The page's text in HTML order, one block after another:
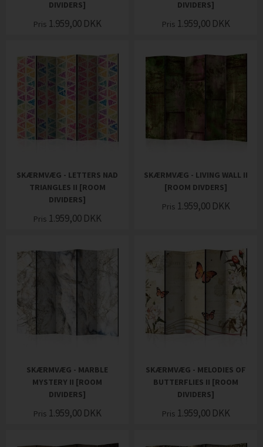
DIVIDERS]
Pris 1.959,00 DKK
DIVIDERS]
Pris 1.959,00 DKK
SKÆRMVÆG - LETTERS NAD
TRIANGLES II [ROOM
DIVIDERS]
Pris 1.959,00 DKK
SKÆRMVÆG - LIVING WALL II
[ROOM DIVDERS]
Pris 1.959,00 DKK
SKÆRMVÆG - MARBLE
MYSTERY II [ROOM
DIVIDERS]
Pris 1.959,00 DKK
SKÆRMVÆG - MELODIES OF
BUTTERFLIES II [ROOM
DIVIDERS]
Pris 1.959,00 DKK